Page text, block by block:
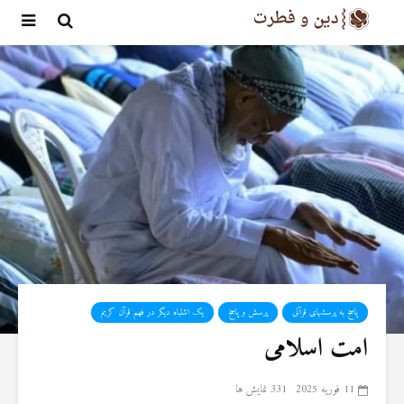
پاسخ به پرسشهای قرآنی پرسش و پاسخ یک اشتباه دیگر در فهم قرآن کریم
امت اسلامی
11 فوریه 2025 331 نمایش ها